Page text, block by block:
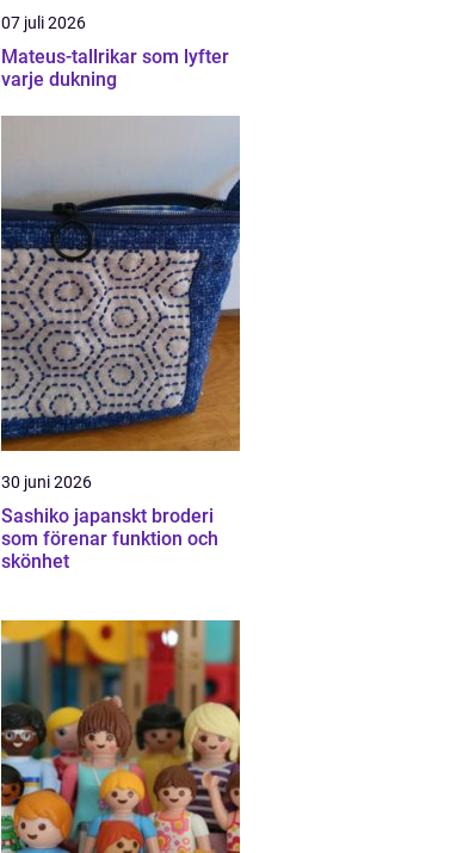
07 juli 2026
Mateus-tallrikar som lyfter
varje dukning
30 juni 2026
Sashiko japanskt broderi
som förenar funktion och
skönhet